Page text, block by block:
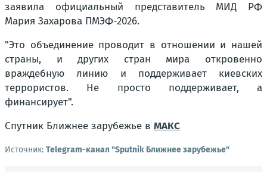
заявила официальный представитель МИД РФ
Мария Захарова ПМЭФ-2026.
"Это объединение проводит в отношении и нашей
страны, и других стран мира откровенно
враждебную линию и поддерживает киевских
террористов. Не просто поддерживает, а
финансирует".
Спутник Ближнее зарубежье в MAКС
Источник: Telegram-канал "Sputnik Ближнее зарубежье"